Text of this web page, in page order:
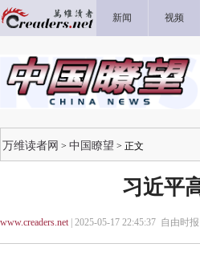
新闻 视频
万维读者网 > 中国瞭望 > 正文
习近平
www.creaders.net| 2025-05-17 22:45:37 自由时报 |